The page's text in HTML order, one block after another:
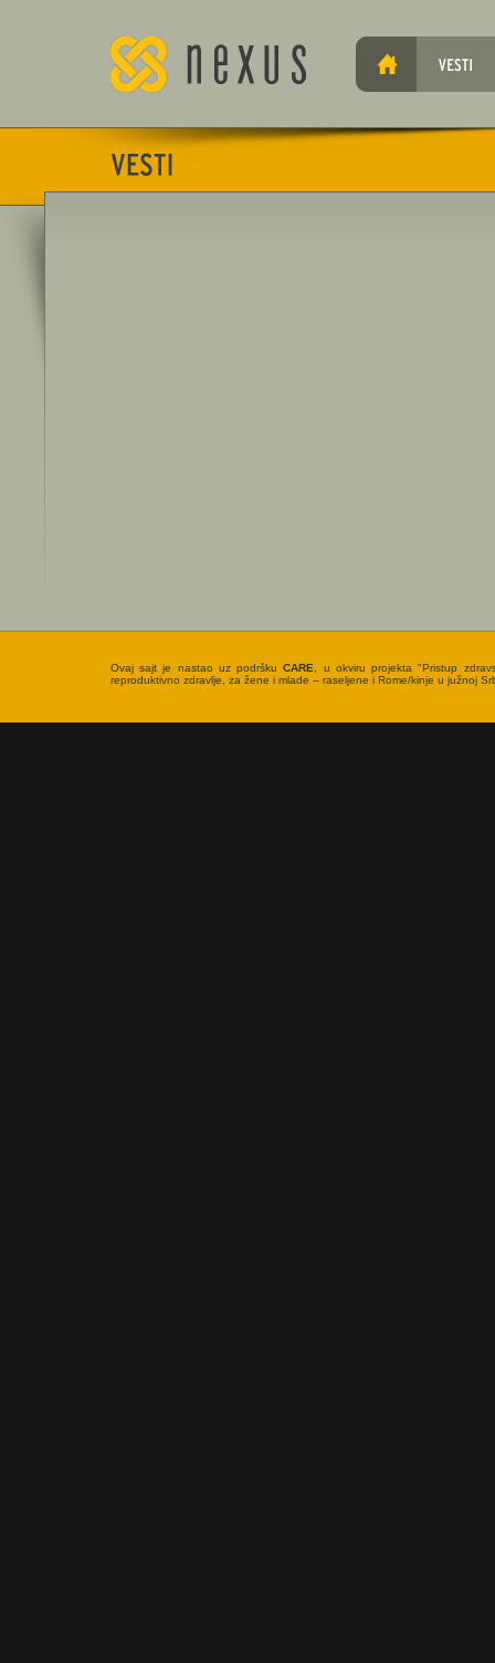
Ovaj sajt je nastao uz podrškuCARE
, u okviru projekta "Pristup
reproduktivno zdravlje, za žene i mlade – raseljene i Rome/kinje u južnoj